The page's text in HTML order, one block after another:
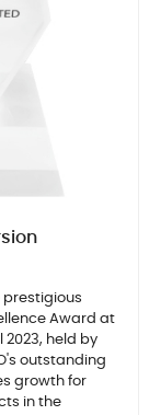
prestigious
Award at
2023, held by
outstanding
growth for
in the